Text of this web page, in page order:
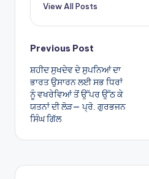
p
View All Posts
Post
navigation
Previous Post
ਸ਼ਹੀਦ ਸੁਖਦੇਵ ਦੇ ਸੁਪਨਿਆਂ ਦਾ
ਭਾਰਤ ਉਸਾਰਨ ਲਈ ਸਭ ਧਿਰਾਂ
ਨੂੰ ਵਖਰੇਵਿਆਂ ਤੋਂ ਉੱਪਰ ਉੱਠ ਕੇ
ਯਤਨਾਂ ਦੀ ਲੋੜ— ਪ੍ਰੋ. ਗੁਰਭਜਨ
ਸਿੰਘ ਗਿੱਲ